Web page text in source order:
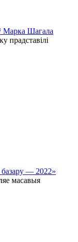
Марка Шагала
прадставілі
базару — 2022»
масавыя